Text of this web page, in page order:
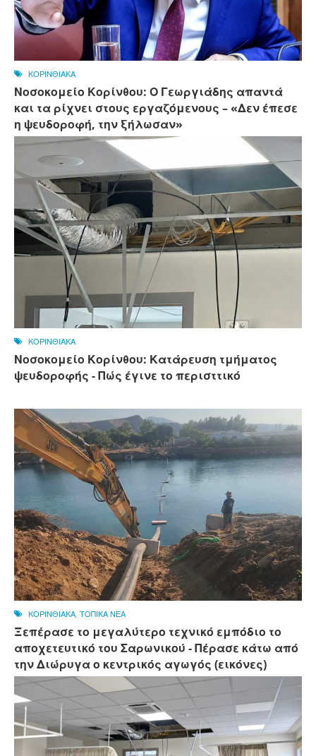
ΚΟΡΙΝΘΙΑΚΑ
Νοσοκομείο Κορίνθου: Ο Γεωργιάδης απαντά
και τα ρίχνει στους εργαζόμενους – «Δεν έπεσε
η ψευδοροφή, την ξήλωσαν»
ΚΟΡΙΝΘΙΑΚΑ
Νοσοκομείο Κορίνθου: Κατάρευση τμήματος
ψευδοροφής - Πώς έγινε το περισττικό
ΚΟΡΙΝΘΙΑΚΑ ΤΟΠΙΚΑ ΝΕΑ
Ξεπέρασε το μεγαλύτερο τεχνικό εμπόδιο το
αποχετευτικό του Σαρωνικού - Πέρασε κάτω από
την Διώρυγα ο κεντρικός αγωγός (εικόνες)